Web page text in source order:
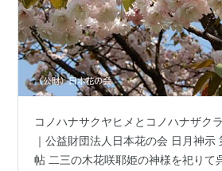
コノハナサクヤヒメとコノハナザク
｜公益財団法人日本花の会 日月神示
帖 二三の木花咲耶姫の神様を祀りて